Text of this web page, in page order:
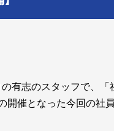
有志のスタッフで、「
開催となった今回の社